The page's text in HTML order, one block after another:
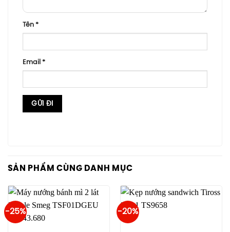
Tên *
Email *
SẢN PHẨM CÙNG DANH MỤC
-25% -20%